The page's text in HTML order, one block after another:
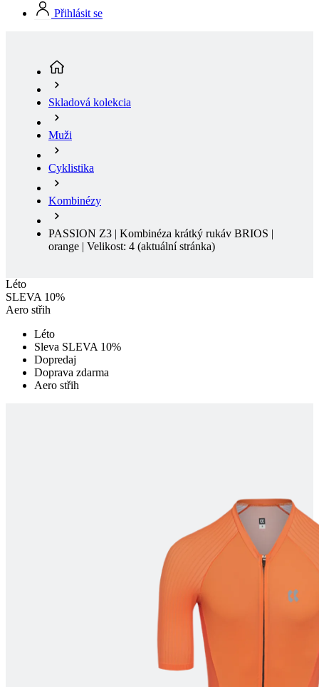
Přihlásit se
Skladová kolekcia
Muži
Cyklistika
Kombinézy
PASSION Z3 | Kombinéza krátký rukáv BRIOS |
orange | Velikost: 4 (aktuální stránka)
Léto
SLEVA 10%
Aero střih
Léto
Sleva SLEVA 10%
Dopredaj
Doprava zdarma
Aero střih